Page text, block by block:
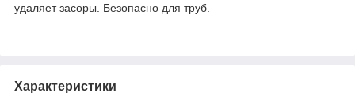
удаляет засоры. Безопасно для труб.
Характеристики